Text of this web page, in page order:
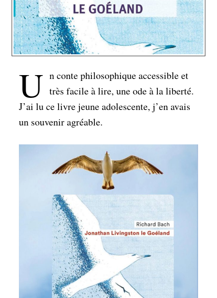
U n conte philosophique accessible et
très facile à lire, une ode à la liberté.
J’ai lu ce livre jeune adolescente, j’en avais
un souvenir agréable.